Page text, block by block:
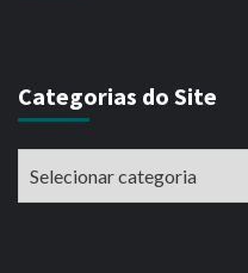
Categorias do Site